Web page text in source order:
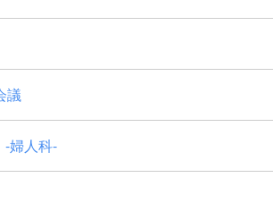
議
-婦人科-